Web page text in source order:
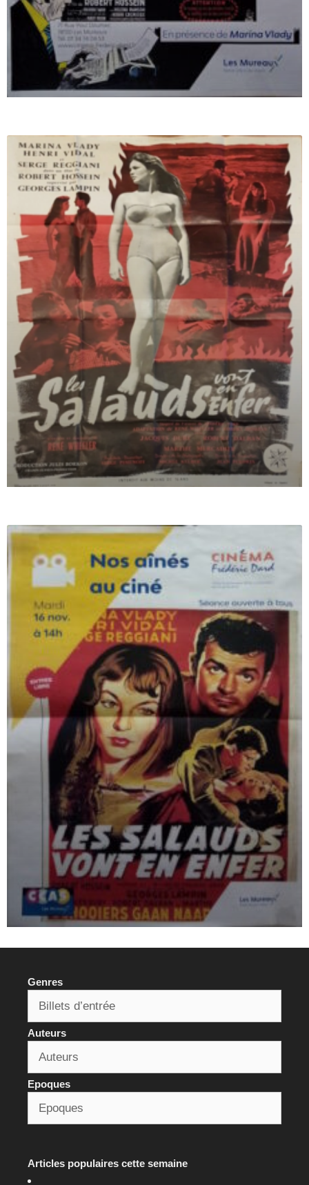
Genres
Auteurs
Epoques
Articles populaires cette semaine